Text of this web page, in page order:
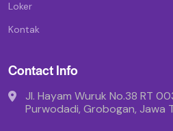
Loker
Kontak
Contact Info
Jl. Hayam Wuruk No.38 RT
Purwodadi, Grobogan, Jawa